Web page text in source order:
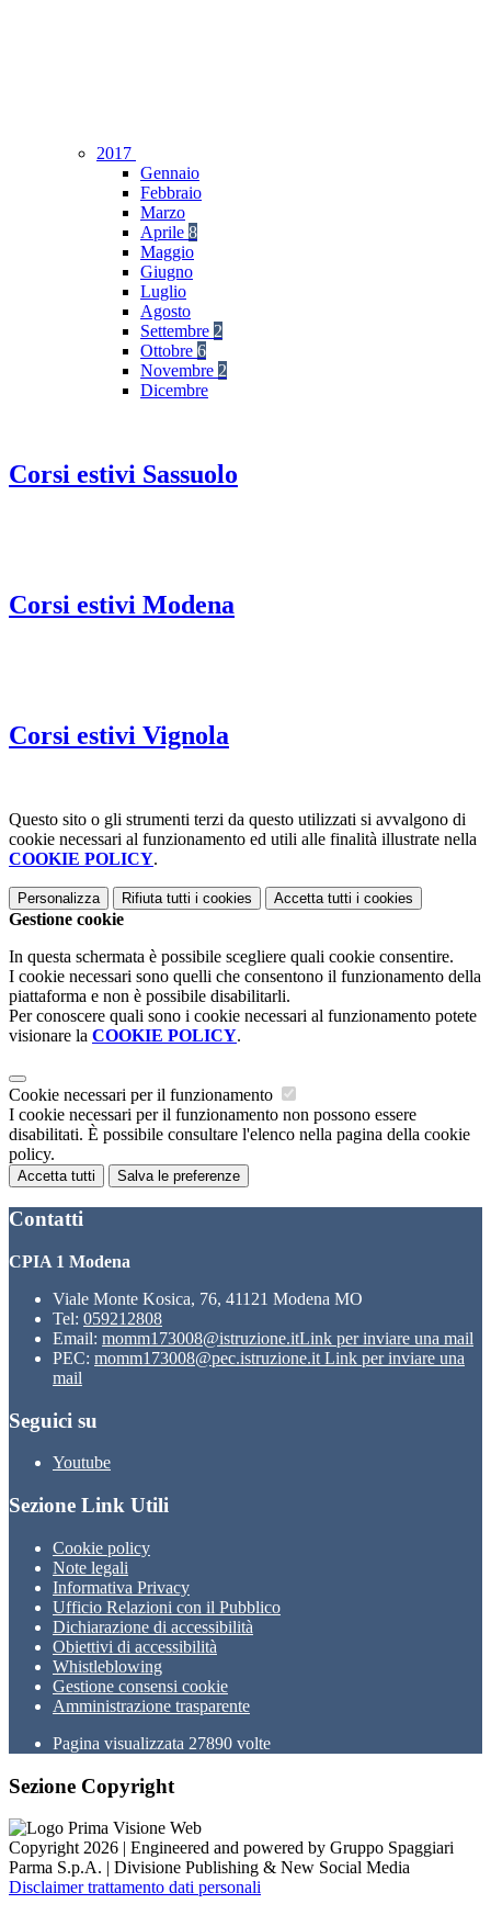
2017
Gennaio
Febbraio
Marzo
Aprile 8
Maggio
Giugno
Luglio
Agosto
Settembre 2
Ottobre 6
Novembre 2
Dicembre
Corsi estivi Sassuolo
Corsi estivi Modena
Corsi estivi Vignola
Questo sito o gli strumenti terzi da questo utilizzati si avvalgono di
cookie necessari al funzionamento ed utili alle finalità illustrate nella
COOKIE POLICY.
Personalizza Rifiuta tutti i cookies Accetta tutti i cookies
Gestione cookie
In questa schermata è possibile scegliere quali cookie consentire.
I cookie necessari sono quelli che consentono il funzionamento della
piattaforma e non è possibile disabilitarli.
Per conoscere quali sono i cookie necessari al funzionamento potete
visionare la COOKIE POLICY.
Cookie necessari per il funzionamento
I cookie necessari per il funzionamento non possono essere
disabilitati. È possibile consultare l'elenco nella pagina della cookie
policy.
Accetta tutti Salva le preferenze
Contatti
CPIA 1 Modena
Viale Monte Kosica, 76, 41121 Modena MO
Tel: 059212808
Email: momm173008@istruzione.itLink per inviare una mail
PEC: momm173008@pec.istruzione.it Link per inviare una
mail
Seguici su
Youtube
Sezione Link Utili
Cookie policy
Note legali
Informativa Privacy
Ufficio Relazioni con il Pubblico
Dichiarazione di accessibilità
Obiettivi di accessibilità
Whistleblowing
Gestione consensi cookie
Amministrazione trasparente
Pagina visualizzata 27890 volte
Sezione Copyright
Copyright 2026 | Engineered and powered by Gruppo Spaggiari
Parma S.p.A. | Divisione Publishing & New Social Media
Disclaimer trattamento dati personali